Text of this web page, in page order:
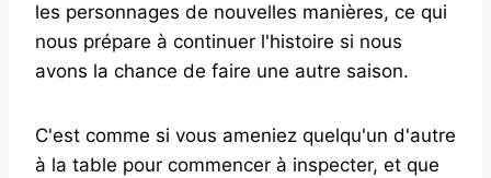
les personnages de nouvelles manières, ce qui
nous prépare à continuer l'histoire si nous
avons la chance de faire une autre saison.
C'est comme si vous ameniez quelqu'un d'autre
à la table pour commencer à inspecter, et que